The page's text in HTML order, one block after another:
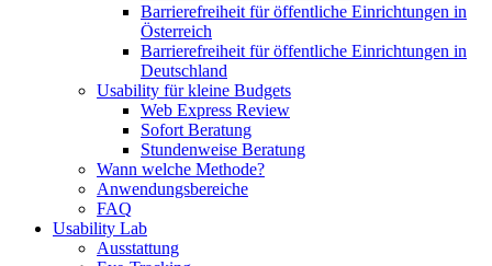
Barrierefreiheit für öffentliche Einrichtungen in
Österreich
Barrierefreiheit für öffentliche Einrichtungen in
Deutschland
Usability für kleine Budgets
Web Express Review
Sofort Beratung
Stundenweise Beratung
Wann welche Methode?
Anwendungsbereiche
FAQ
Usability Lab
Ausstattung